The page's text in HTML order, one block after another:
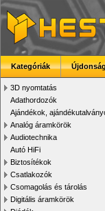
Kategóriák
3D nyomtatás
Adathordozók
Ajándékok,
Analóg áramkörök
Audiotechnika
Autó HiFi
Biztosítékok
Csatlakozók
Csomagolás és tárolás
Digitális áramkörök